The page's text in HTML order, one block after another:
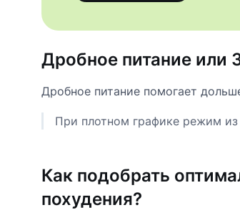
Дробное питание или
Дробное питание помогает
При плотном графике режим
Как подобрать
похудения?